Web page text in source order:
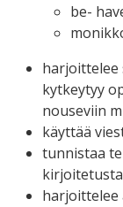
be-
harjoittelee
kytkeytyy
nouseviin
käyttää
tunnistaa
harjoittelee